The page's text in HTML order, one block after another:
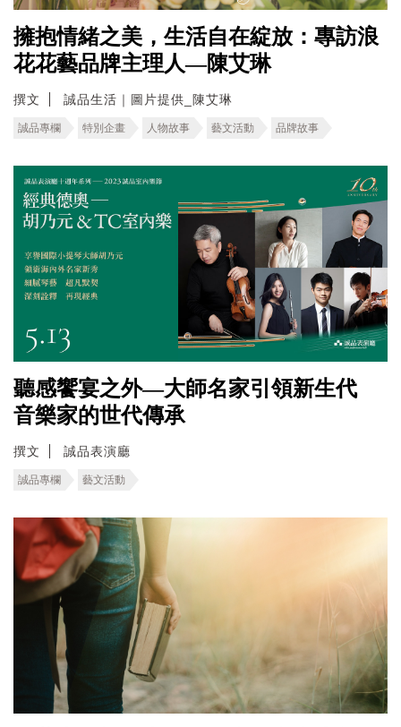
擁抱情緒之美，生活自在綻放：專訪浪
花花藝品牌主理人—陳艾琳
撰文 誠品生活｜圖片提供_陳艾琳
誠品專欄 特別企畫 人物故事 藝文活動 品牌故事
聽感饗宴之外—大師名家引領新生代
音樂家的世代傳承
撰文 誠品表演廳
誠品專欄 藝文活動